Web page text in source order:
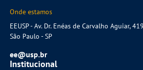
Onde estamos
EEUSP - Av. Dr. Enéas de Carvalho Aguiar,
São Paulo - SP
ee@usp.br
Institucional